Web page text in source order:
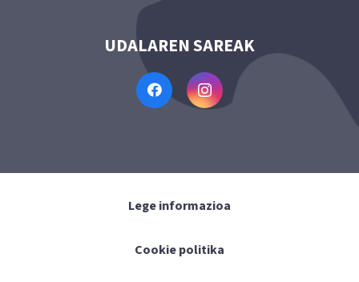
UDALAREN SAREAK
Lege informazioa
Cookie politika